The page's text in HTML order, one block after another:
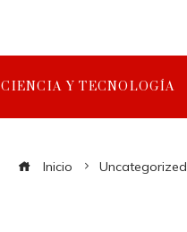
CIENCIA Y TECNOLOGÍA
Inicio Uncategorized